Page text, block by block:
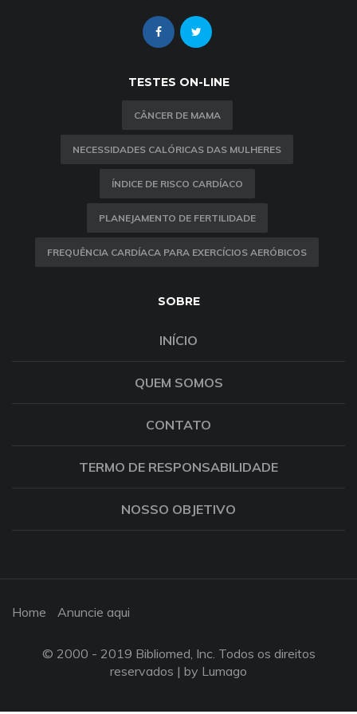
TESTES ON-LINE
CÂNCER DE MAMA
NECESSIDADES CALÓRICAS DAS MULHERES
ÍNDICE DE RISCO CARDÍACO
PLANEJAMENTO DE FERTILIDADE
FREQUÊNCIA CARDÍACA PARA EXERCÍCIOS AERÓBICOS
SOBRE
INÍCIO
QUEM SOMOS
CONTATO
TERMO DE RESPONSABILIDADE
NOSSO OBJETIVO
Home Anuncie aqui
© 2000 - 2019 Bibliomed, Inc. Todos os direitos
reservados | by Lumago